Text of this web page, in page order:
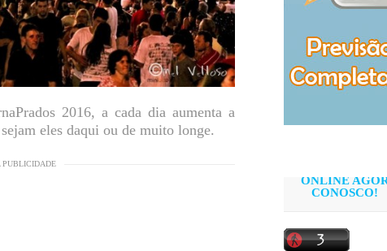
2016, a cada dia aumenta a
eles daqui ou de muito longe.
PUBLICIDADE
ONLINE
CONOSCO!